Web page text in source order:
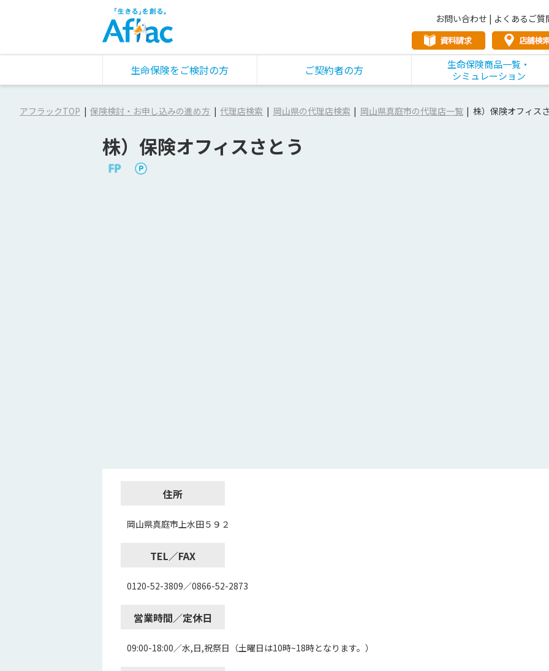
お問い合わせ | よくあるご質
生命保険をご検討の方 ご契約者の方
生命保険商品一覧・
シミュレーション
アフラックTOP 保険検討・お申し込みの進め方 代理店検索 岡山県の代理店検索 岡山県真庭市の代理店一覧 株）保険オフィス
株）保険オフィスさとう
住所
岡山県真庭市上水田５９２
TEL／FAX
0120-52-3809／0866-52-2873
営業時間／定休日
09:00-18:00／水,日,祝祭日（土曜日は10時~18時となります。）